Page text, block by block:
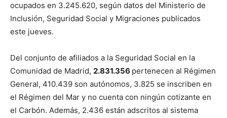
ocupados en 3.245.620, según datos del Ministerio de
Inclusión, Seguridad Social y Migraciones publicados
este jueves.
Del conjunto de afiliados a la Seguridad Social en la
Comunidad de Madrid, 2.831.356 pertenecen al Régimen
General, 410.439 son autónomos, 3.825 se inscriben en
el Régimen del Mar y no cuenta con ningún cotizante en
el Carbón. Además, 2.436 están adscritos al sistema